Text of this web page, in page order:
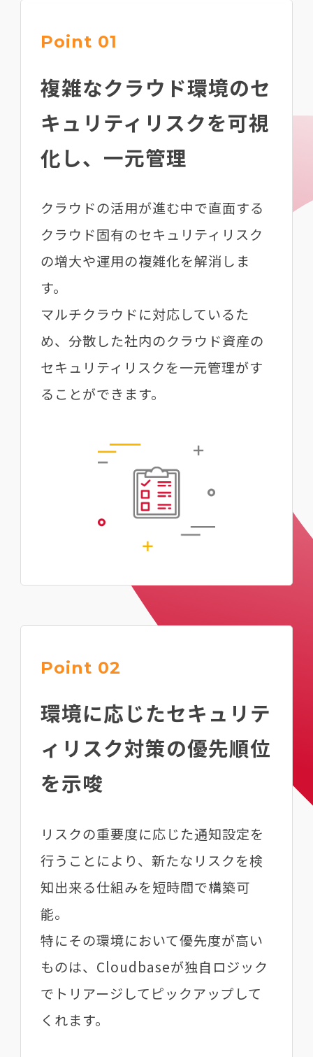
Point 01
複雑なクラウド環境のセ
キュリティリスクを可視
化し、一元管理
クラウドの活用が進む中で直面する
クラウド固有のセキュリティリスク
の増大や運用の複雑化を解消しま
す。
マルチクラウドに対応しているた
め、分散した社内のクラウド資産の
セキュリティリスクを⼀元管理がす
ることができます。
Point 02
環境に応じたセキュリテ
ィリスク対策の優先順位
を示唆
リスクの重要度に応じた通知設定を
行うことにより、新たなリスクを検
知出来る仕組みを短時間で構築可
能。
特にその環境において優先度が高い
ものは、Cloudbaseが独自ロジック
でトリアージしてピックアップして
くれます。